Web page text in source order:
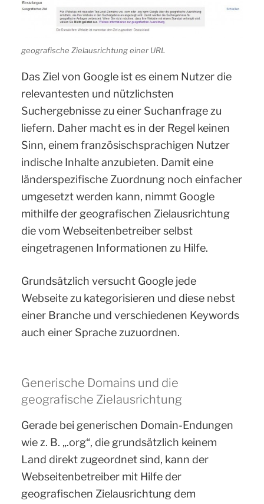
geografische Zielausrichtung einer URL
Das Ziel von Google ist es einem Nutzer die
relevantesten und nützlichsten
Suchergebnisse zu einer Suchanfrage zu
liefern. Daher macht es in der Regel keinen
Sinn, einem französischsprachigen Nutzer
indische Inhalte anzubieten. Damit eine
länderspezifische Zuordnung noch einfacher
umgesetzt werden kann, nimmt Google
mithilfe der geografischen Zielausrichtung
die vom Webseitenbetreiber selbst
eingetragenen Informationen zu Hilfe.
Grundsätzlich versucht Google jede
Webseite zu kategorisieren und diese nebst
einer Branche und verschiedenen Keywords
auch einer Sprache zuzuordnen.
Generische Domains und die
geografische Zielausrichtung
Gerade bei generischen Domain-Endungen
wie z. B. „.org“, die grundsätzlich keinem
Land direkt zugeordnet sind, kann der
Webseitenbetreiber mit Hilfe der
geografischen Zielausrichtung dem